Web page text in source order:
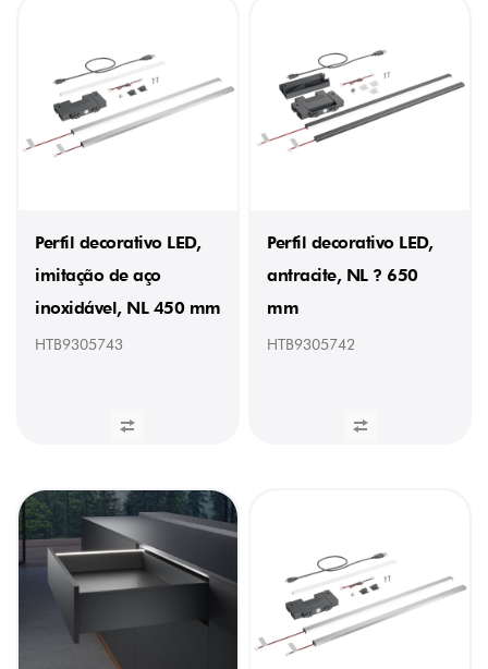
Perfil decorativo LED,
imitação de aço
inoxidável, NL 450 mm
HTB9305743
Perfil decorativo LED,
antracite, NL ? 650
mm
HTB9305742